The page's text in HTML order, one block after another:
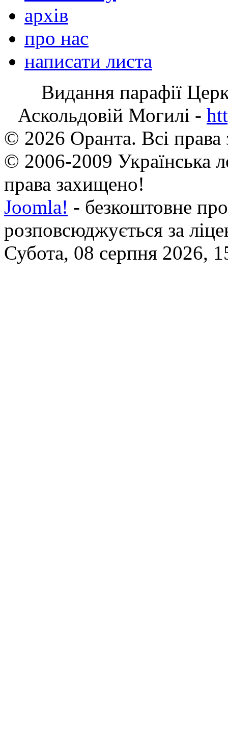
архів
про нас
написати листа
Видання парафії
Аскольдовій Могилі -
© 2026 Оранта. Всі
© 2006-2009 Українська
права захищено!
Joomla! - безкоштовне
розповсюджується за
Субота, 08 серпня 2026,